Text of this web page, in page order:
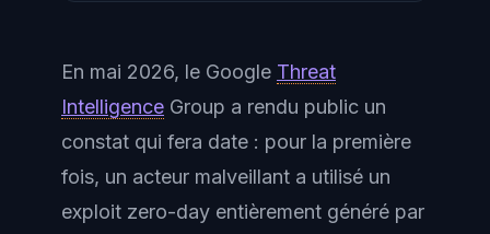
En mai 2026, le Google Threat
Intelligence Group a rendu public un
constat qui fera date : pour la première
fois, un acteur malveillant a utilisé un
exploit zero-day entièrement généré par